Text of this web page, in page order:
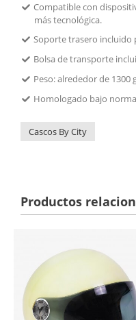
Compatible con
más tecnológica.
Soporte trasero incluido
Bolsa de transporte
Peso: alrededor de 1300
Homologado bajo
Cascos By City
Productos